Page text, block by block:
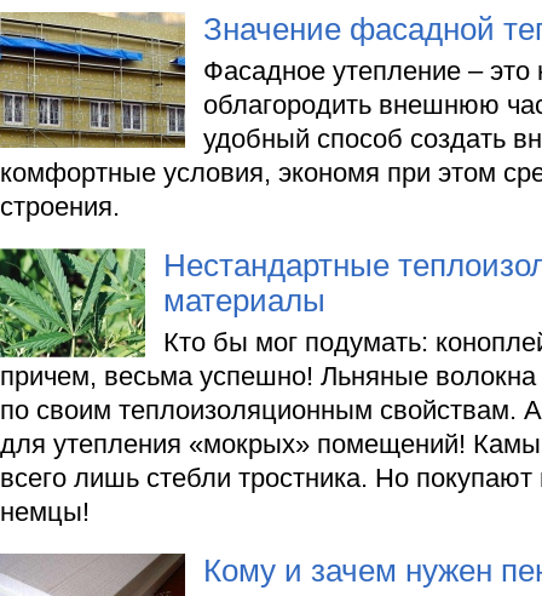
Значение фасадной
Фасадное утепление – это
облагородить внешнюю
удобный способ создать
комфортные условия, экономя при этом
строения.
Нестандартные
материалы
Кто бы мог подумать:
причем, весьма успешно! Льняные
по своим теплоизоляционным свойствам.
для утепления «мокрых» помещений!
всего лишь стебли тростника. Но
немцы!
Кому и зачем нужен